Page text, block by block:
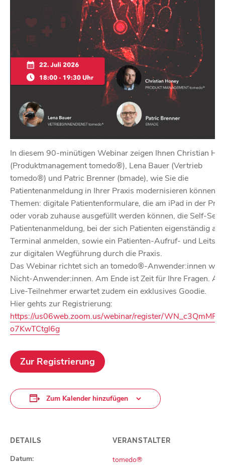
In diesem 90-minütigen Webinar zeigen Ihnen Christian
(Produktmanagement tomedo®), Lena Bauer (Vertrieb
tomedo®) und Patric Brenner (bmade), wie Sie die
Patientenanmeldung in Ihrer Praxis modernisieren können.
Themen: digitale Patientenformulare, die am iPad in der
oder vorab zuhause ausgefüllt werden können, die Self-
Patientenanmeldung, bei der sich Patienten eigenständig am
Terminal anmelden, sowie ein Patienten-Aufruf- und
zur digitalen Wegführung durch die Praxis.
Das Webinar richtet sich an tomedo®-Anwender:innen wie
Nicht-Anwender:innen. Am Ende ist Zeit für Ihre Fragen.
Live-Teilnehmer erwartet zudem ein exklusives Goodie.
Hier gehts zur Registrierung:
https://us06web.zoom.us/webinar/register/
o7KwTCtgl6g
Zur Registrierung
Zum Kalender hinzufügen
DETAILS
Datum:
VERANSTALTER
tomedo®